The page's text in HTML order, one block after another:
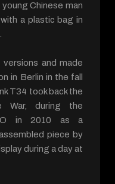
Chinese man
a plastic bag in
and made
in Berlin in the fall
T34 took back the
War, during the
in 2010 as a
piece by
during a day at